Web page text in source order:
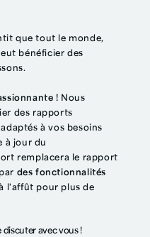
que tout le monde,
bénéficier des
! Nous
des rapports
à vos besoins
à jour du
remplacera le rapport
des fonctionnalités
à l'affût pour plus de
discuter avec vous !